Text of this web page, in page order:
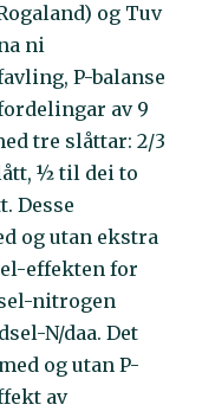
og Tuv
ni
P-balanse
av 9
tre slåttar: 2/3
½ til dei to
Desse
og utan ekstra
effekten for
nitrogen
N/daa. Det
og utan P-
av